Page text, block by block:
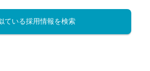
ている採用情報を検索